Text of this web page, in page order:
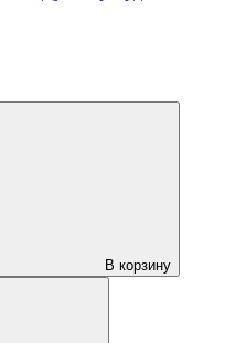
В корзину